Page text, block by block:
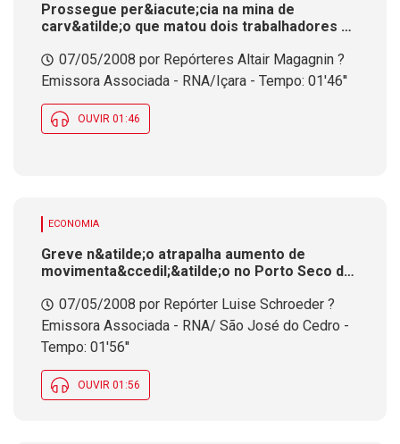
Prossegue per&iacute;cia na mina de
carv&atilde;o que matou dois trabalhadores no
ter&ccedil;a-feira
07/05/2008 por Repórteres Altair Magagnin ?
Emissora Associada - RNA/Içara - Tempo: 01'46''
OUVIR 01:46
ECONOMIA
Greve n&atilde;o atrapalha aumento de
movimenta&ccedil;&atilde;o no Porto Seco de
07/05/2008 por Repórter Luise Schroeder ?
Emissora Associada - RNA/ São José do Cedro -
Tempo: 01'56''
OUVIR 01:56